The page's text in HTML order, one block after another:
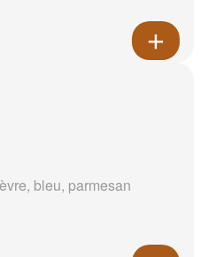
bleu, parmesan